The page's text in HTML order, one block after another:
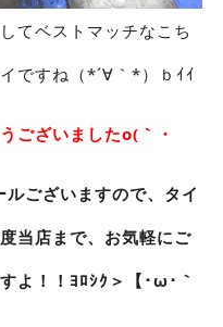
てベストマッチなこち
ですね（*´∀｀*）ｂｲｲ
ございましたo(｀・
ございますので、タイ
当店まで、お気軽にご
よ！！ﾖﾛｼｸ＞【･ω･｀